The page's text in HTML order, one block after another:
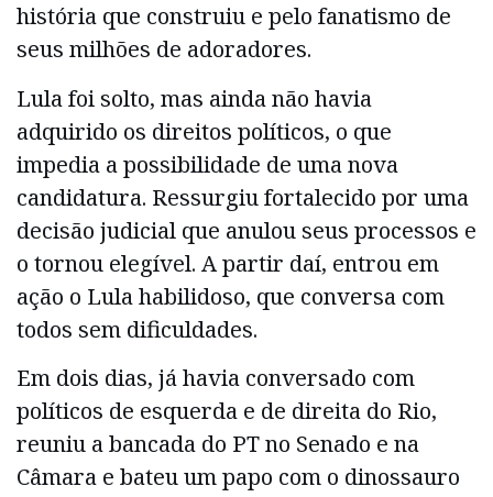
história que construiu e pelo fanatismo de
seus milhões de adoradores.
Lula foi solto, mas ainda não havia
adquirido os direitos políticos, o que
impedia a possibilidade de uma nova
candidatura. Ressurgiu fortalecido por uma
decisão judicial que anulou seus processos e
o tornou elegível. A partir daí, entrou em
ação o Lula habilidoso, que conversa com
todos sem dificuldades.
Em dois dias, já havia conversado com
políticos de esquerda e de direita do Rio,
reuniu a bancada do PT no Senado e na
Câmara e bateu um papo com o dinossauro